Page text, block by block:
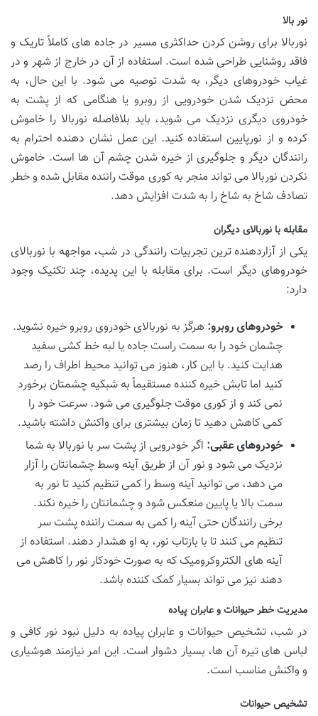
نور بالا
نوربالا برای روشن کردن حداکثری مسیر در جاده های کاملاً تاریک و
فاقد روشنایی طراحی شده است. استفاده از آن در خارج از شهر و در
غیاب خودروهای دیگر، به شدت توصیه می شود. با این حال، به
محض نزدیک شدن خودرویی از روبرو یا هنگامی که از پشت به
خودروی دیگری نزدیک می شوید، باید بلافاصله نوربالا را خاموش
کرده و از نورپایین استفاده کنید. این عمل نشان دهنده احترام به
رانندگان دیگر و جلوگیری از خیره شدن چشم آن ها است. خاموش
نکردن نوربالا می تواند منجر به کوری موقت راننده مقابل شده و خطر
تصادف شاخ به شاخ را به شدت افزایش دهد.
مقابله با نوربالای دیگران
یکی از آزاردهنده ترین تجربیات رانندگی در شب، مواجهه با نوربالای
خودروهای دیگر است. برای مقابله با این پدیده، چند تکنیک وجود
دارد:
خودروهای روبرو: هرگز به نوربالای خودروی روبرو خیره نشوید.
چشمان خود را به سمت راست جاده یا لبه خط کشی سفید
هدایت کنید. با این کار، هنوز می توانید محیط اطراف را رصد
کنید اما تابش خیره کننده مستقیماً به شبکیه چشمتان برخورد
نمی کند و از کوری موقت جلوگیری می شود. سرعت خود را
کمی کاهش دهید تا زمان بیشتری برای واکنش داشته باشید.
خودروهای عقبی: اگر خودرویی از پشت سر با نوربالا به شما
نزدیک می شود و نور آن از طریق آینه وسط چشمانتان را آزار
می دهد، می توانید آینه وسط را کمی تنظیم کنید تا نور به
سمت بالا یا پایین منعکس شود و چشمانتان را خیره نکند.
برخی رانندگان حتی آینه را کمی به سمت راننده پشت سر
تنظیم می کنند تا با بازتاب نور، به او هشدار دهند. استفاده از
آینه های الکتروکرومیک که به صورت خودکار نور را کاهش می
دهند نیز می تواند بسیار کمک کننده باشد.
مدیریت خطر حیوانات و عابران پیاده
در شب، تشخیص حیوانات و عابران پیاده به دلیل نبود نور کافی و
لباس های تیره آن ها، بسیار دشوار است. این امر نیازمند هوشیاری
و واکنش مناسب است.
تشخیص حیوانات